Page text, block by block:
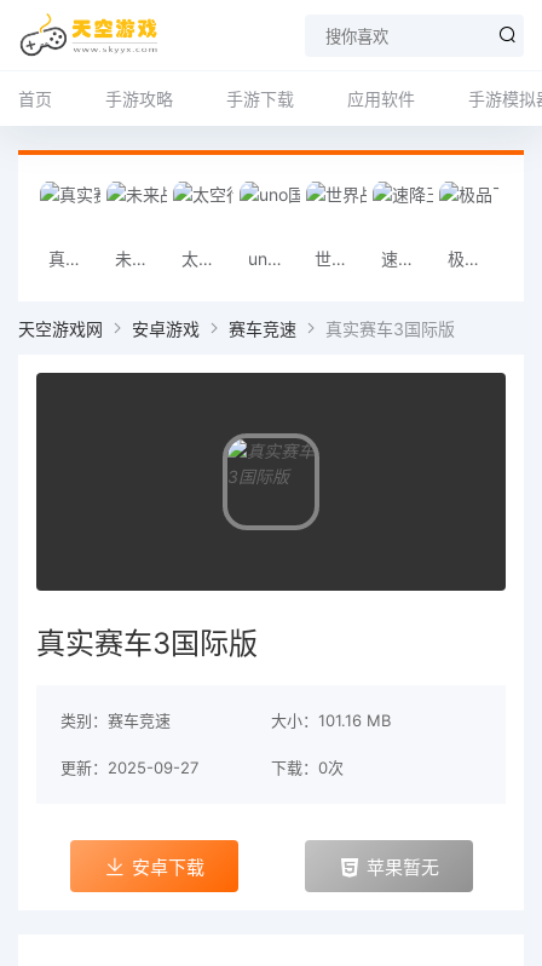
首页 手游攻略 手游下载 应用软件 手游模拟
真实赛车3国际版 未来战台服安卓版 太空行动华为版 uno国际版手机版 世界战争英雄国际服手机版 速降王者官方正版 极品飞车手机版
天空游戏网 安卓游戏 赛车竞速 真实赛车3国际版
真实赛车3国际版
类别：赛车竞速 大小：101.16 MB
更新：2025-09-27 下载：0次
安卓下载 苹果暂无